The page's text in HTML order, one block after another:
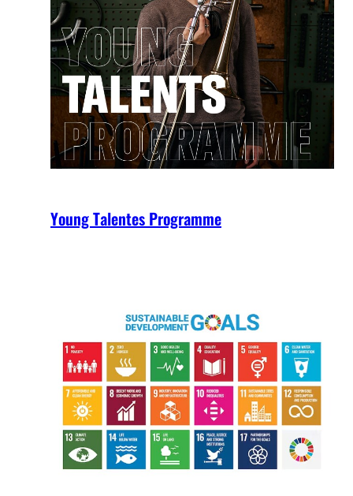
Young Talentes Programme